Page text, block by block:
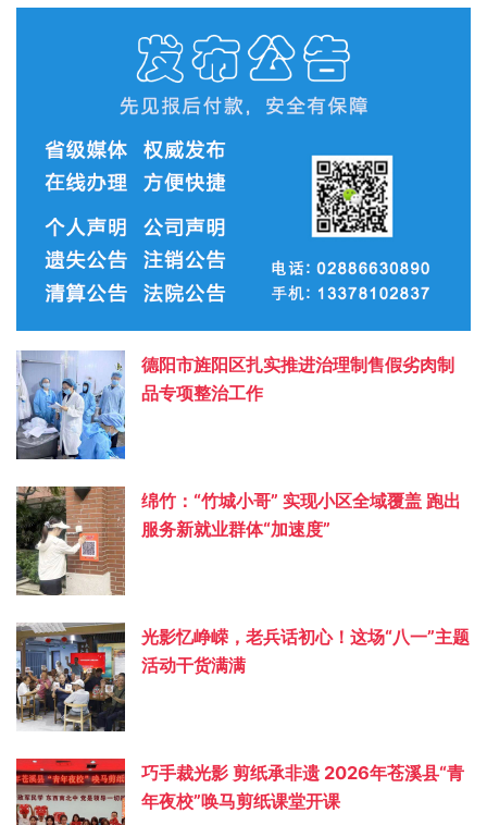
德阳市旌阳区扎实推进治理制售假劣肉制
品专项整治工作
绵竹：“竹城小哥” 实现小区全域覆盖 跑出
服务新就业群体“加速度”
光影忆峥嵘，老兵话初心！这场“八一”主题
活动干货满满
巧手裁光影 剪纸承非遗 2026年苍溪县“青
年夜校”唤马剪纸课堂开课